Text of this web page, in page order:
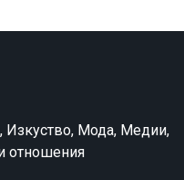
Изкуство, Мода, Медии,
отношения